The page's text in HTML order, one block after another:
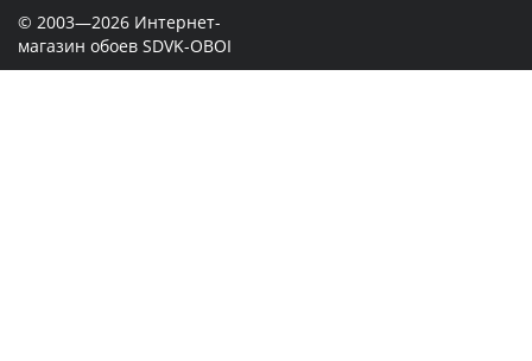
© 2003—2026 Интернет-
магазин обоев SDVK-OBOI